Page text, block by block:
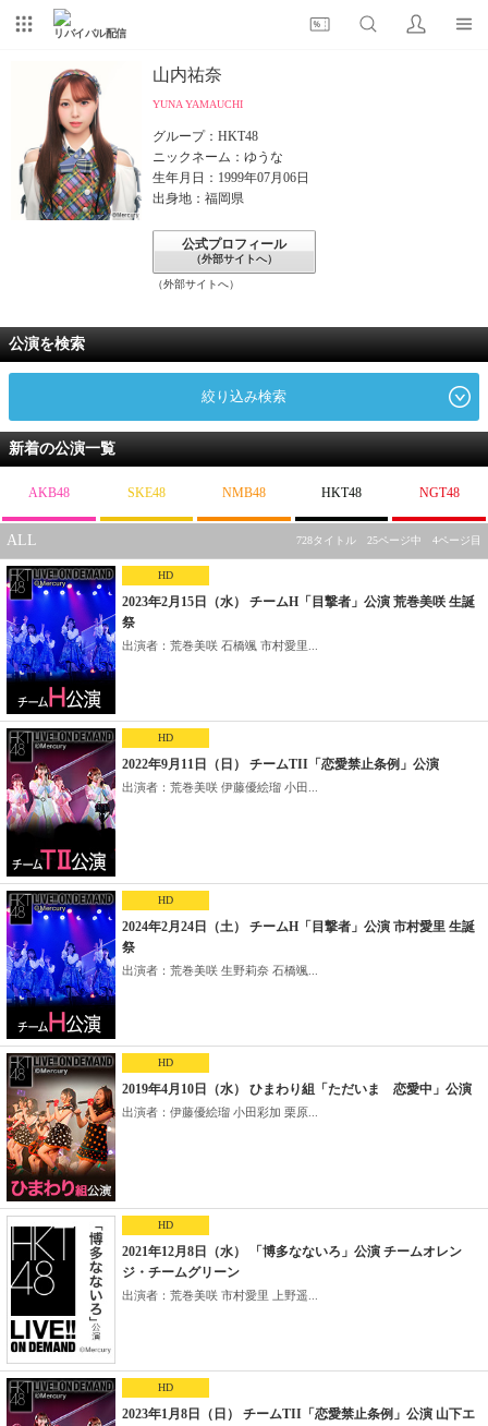
リバイバル配信
山内祐奈
YUNA YAMAUCHI
グループ：HKT48
ニックネーム：ゆうな
生年月日：1999年07月06日
出身地：福岡県
公式プロフィール
（外部サイトへ）
（外部サイトへ）
公演を検索
絞り込み検索
新着の公演一覧
AKB48 SKE48 NMB48 HKT48 NGT48
ALL 728タイトル 25ページ中 4ページ目
HD
2023年2月15日（水） チームH「目撃者」公演 荒巻美咲 生誕
祭
出演者：荒巻美咲 石橋颯 市村愛里...
HD
2022年9月11日（日） チームTII「恋愛禁止条例」公演
出演者：荒巻美咲 伊藤優絵瑠 小田...
HD
2024年2月24日（土） チームH「目撃者」公演 市村愛里 生誕
祭
出演者：荒巻美咲 生野莉奈 石橋颯...
HD
2019年4月10日（水） ひまわり組「ただいま 恋愛中」公演
出演者：伊藤優絵瑠 小田彩加 栗原...
HD
2021年12月8日（水） 「博多なないろ」公演 チームオレン
ジ・チームグリーン
出演者：荒巻美咲 市村愛里 上野遥...
HD
2023年1月8日（日） チームTII「恋愛禁止条例」公演 山下エ